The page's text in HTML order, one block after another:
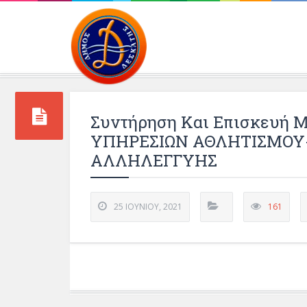
Συντήρηση Και Επισκευή
ΥΠΗΡΕΣΙΩΝ
ΑΛΛΗΛΕΓΓΥΗΣ
25 ΙΟΥΝΊΟΥ, 2021 161